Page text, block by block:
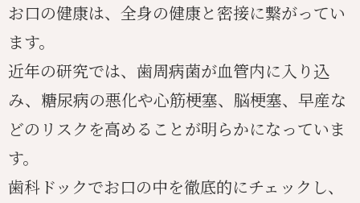
お口の健康は、全身の健康と密接に繋がってい
ます。
近年の研究では、歯周病菌が血管内に入り込
み、糖尿病の悪化や心筋梗塞、脳梗塞、早産な
どのリスクを高めることが明らかになっていま
す。
歯科ドックでお口の中を徹底的にチェックし、